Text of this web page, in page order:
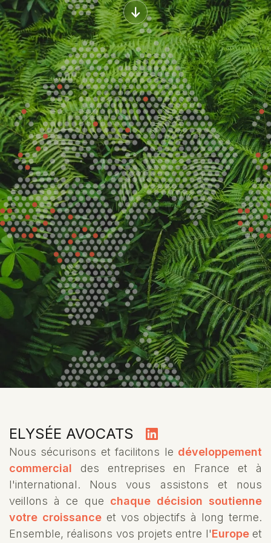
ACCOMPAGNER
FACILITER
NOTRE RAISON D'ÊTRE :
SÉCURISER
FORMER
ELYSÉE AVOCATS
Nous sécurisons et facilitons le développement
commercial des entreprises en France et à
l'international. Nous vous assistons et nous
veillons à ce que chaque décision soutienne
votre croissanceet vos objectifs à long terme.
Ensemble, réalisons vos projets entre l'Europe et